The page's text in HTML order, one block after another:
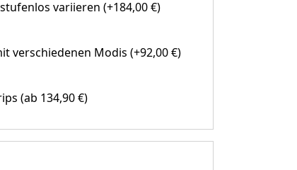
variieren (+184,00 €)
verschiedenen Modis (+92,00 €)
(ab 134,90 €)